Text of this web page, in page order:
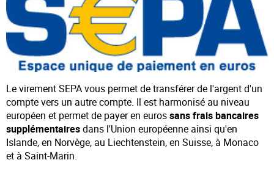
Le virement SEPA vous permet de transférer de l'argent d'un
compte vers un autre compte. Il est harmonisé au niveau
européen et permet de payer en eurossans frais bancaires
supplémentairesdans l'Union européenne ainsi qu'en
Islande, en Norvège, au Liechtenstein, en Suisse, à Monaco
et à Saint-Marin.